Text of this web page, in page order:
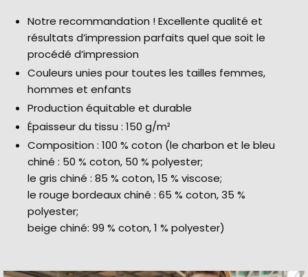
Notre recommandation ! Excellente qualité et
résultats d’impression parfaits quel que soit le
procédé d’impression
Couleurs unies pour toutes les tailles femmes,
hommes et enfants
Production équitable et durable
Épaisseur du tissu : 150 g/m²
Composition : 100 % coton (le charbon et le bleu
chiné : 50 % coton, 50 % polyester;
le gris chiné : 85 % coton, 15 % viscose;
le rouge bordeaux chiné : 65 % coton, 35 %
polyester;
beige chiné: 99 % coton, 1 % polyester)